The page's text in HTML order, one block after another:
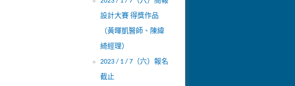
設計大賽 得獎作品
（黃暉凱醫師、陳緯
綺經理）
2023 / 1 / 7（六）報名
截止